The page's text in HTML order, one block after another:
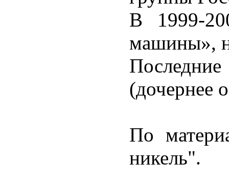
В 1999-
машины»,
(дочернее
По
никель".